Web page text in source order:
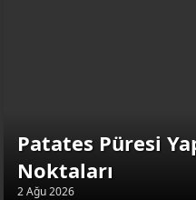
Patates Püresi
Noktaları
2 Ağu 2026